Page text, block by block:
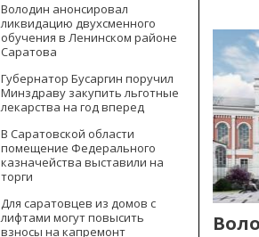
Володин анонсировал
ликвидацию двухсменного
обучения в Ленинском районе
Саратова
Губернатор Бусаргин поручил
Минздраву закупить льготные
лекарства на год вперед
В Саратовской области
помещение Федерального
казначейства выставили на
торги
Для саратовцев из домов с
лифтами могут повысить
взносы на капремонт